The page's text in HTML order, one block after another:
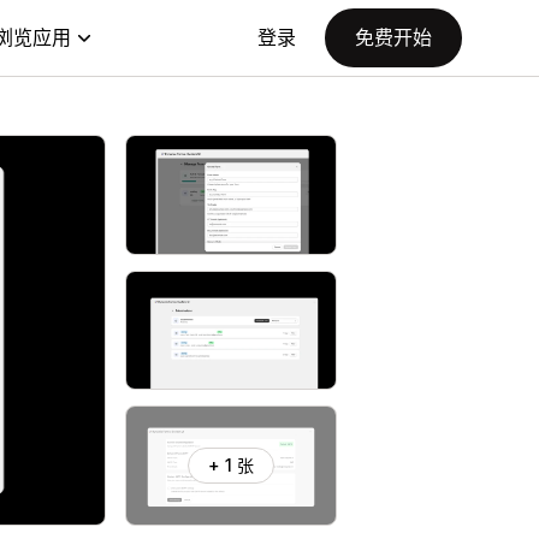
览应用 登录 免费开始
+ 1 张